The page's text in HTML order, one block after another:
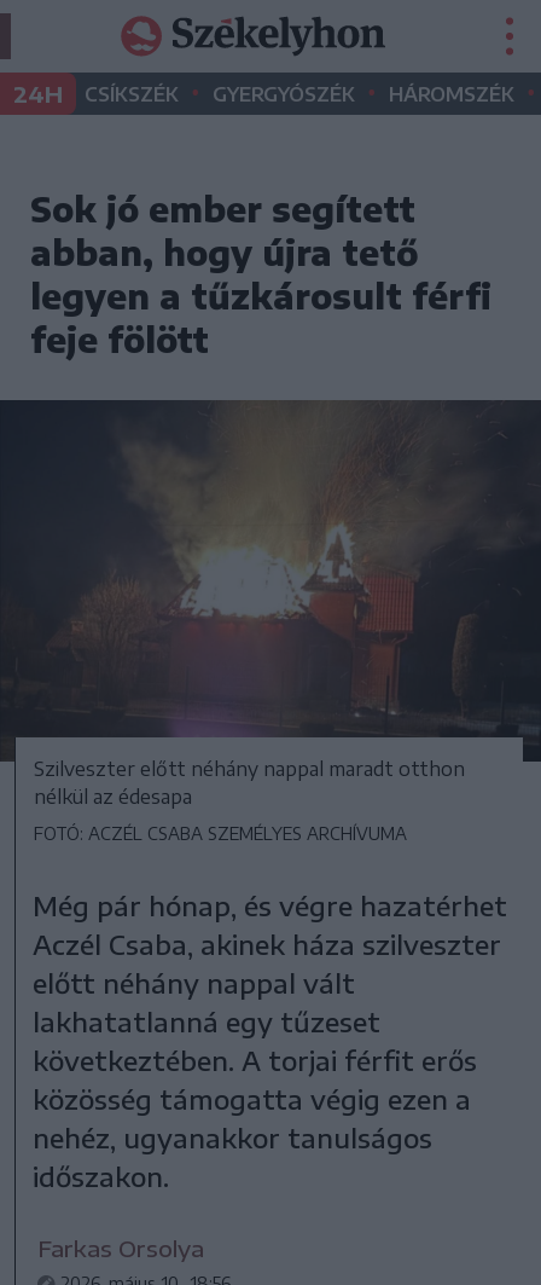
24H CSÍKSZÉK • GYERGYÓSZÉK • HÁROMSZÉK •
Sok jó ember segített
abban, hogy újra tető
legyen a tűzkárosult férfi
feje fölött
Szilveszter előtt néhány nappal maradt otthon
nélkül az édesapa
FOTÓ: ACZÉL CSABA SZEMÉLYES ARCHÍVUMA
Még pár hónap, és végre hazatérhet
Aczél Csaba, akinek háza szilveszter
előtt néhány nappal vált
lakhatatlanná egy tűzeset
következtében. A torjai férfit erős
közösség támogatta végig ezen a
nehéz, ugyanakkor tanulságos
időszakon.
Farkas Orsolya